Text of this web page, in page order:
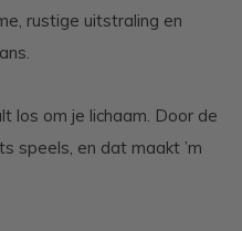
rustige uitstraling en
los om je lichaam. Door de
speels, en dat maakt ’m